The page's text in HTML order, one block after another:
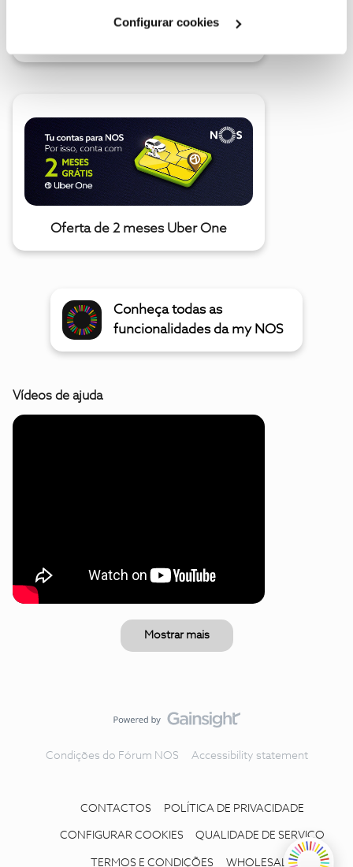
Configurar cookies
Oferta de 2 meses Uber One
Conheça todas as
funcionalidades da my NOS
Vídeos de ajuda
Mostrar mais
Condições do Fórum NOS Accessibility statement
CONTACTOS POLÍTICA DE PRIVACIDADE
CONFIGURAR COOKIES QUALIDADE DE SERVIÇO
TERMOS E CONDIÇÕES WHOLESALE